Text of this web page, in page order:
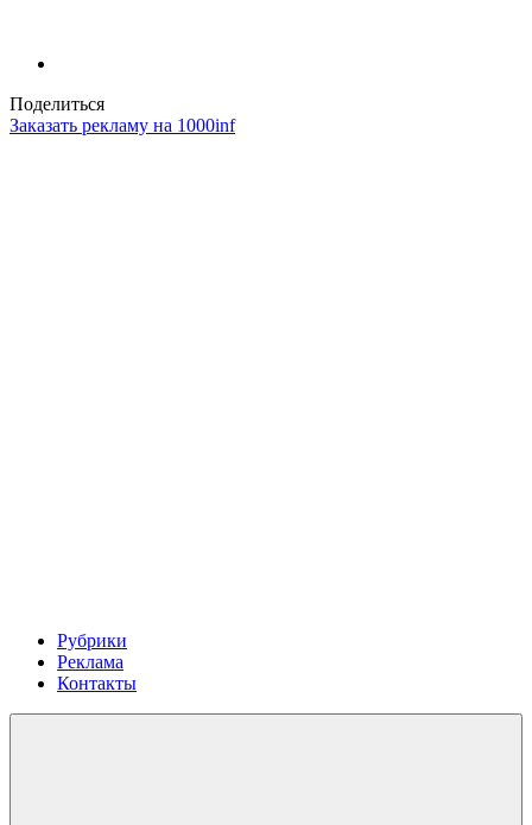
Поделиться
Заказать рекламу на 1000inf
Рубрики
Реклама
Контакты